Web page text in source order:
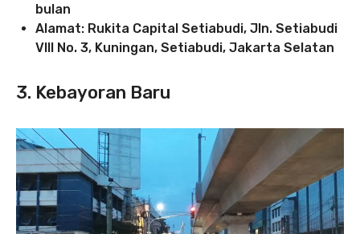
bulan
Alamat: Rukita Capital Setiabudi, Jln. Setiabudi
VIII No. 3, Kuningan, Setiabudi, Jakarta Selatan
3. Kebayoran Baru